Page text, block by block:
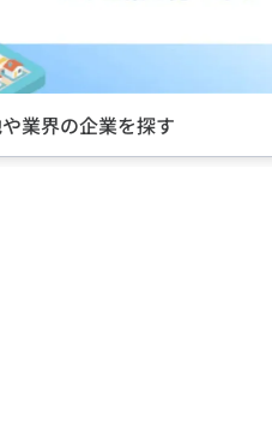
現役社員が語る『会社の魅